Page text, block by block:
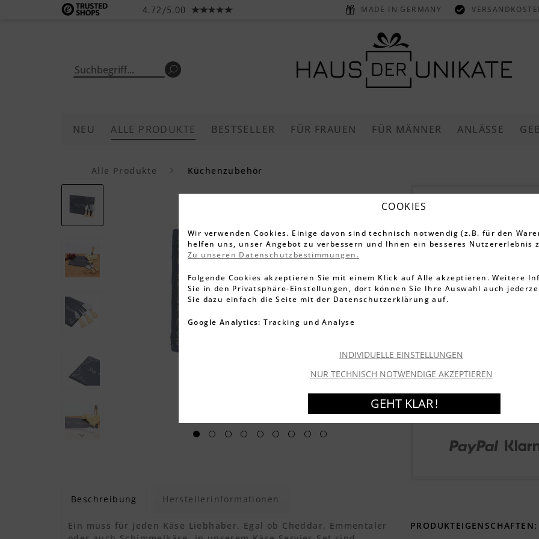
4.72/5.00 MADE IN GERMANY
NEU ALLE PRODUKTE BESTSELLER FÜR FRAUEN FÜR MÄNNER ANLÄSSE
Alle Produkte Küchenzubehör
Dieser Artikel
Käse-
3.395
59,99 €
Lieferzeit ca. 1-3
Beschreibung Herstellerinformationen
Ein muss für jeden Käse Liebhaber. Egal ob Cheddar, Emmentaler
PRODUKTEIGENSCHAFTEN:
COOKIES
Wir verwenden Cookies. Einige davon sind technisch notwendig (z.B. für den
helfen uns, unser Angebot zu verbessern und Ihnen ein besseres Nutzererlebnis
Zu unseren Datenschutzbestimmungen.
Folgende Cookies akzeptieren Sie mit einem Klick auf Alle akzeptieren. Weitere
Sie in den Privatsphäre-Einstellungen, dort können Sie Ihre Auswahl auch
Sie dazu einfach die Seite mit der Datenschutzerklärung auf.
Google Analytics: Tracking und Analyse
INDIVIDUELLE EINSTELLUNGEN
NUR TECHNISCH NOTWENDIGE AKZEPTIEREN
GEHT KLAR !